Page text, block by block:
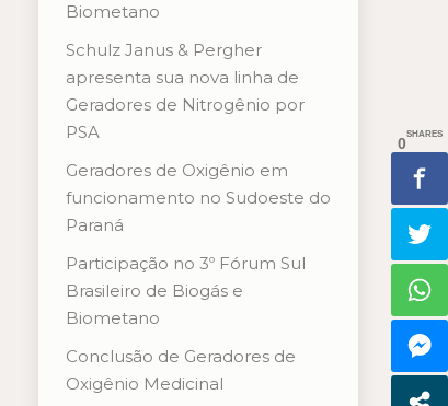
Biometano
Schulz Janus & Pergher
apresenta sua nova linha de
Geradores de Nitrogênio por
PSA
Geradores de Oxigênio em
funcionamento no Sudoeste do
Paraná
Participação no 3º Fórum Sul
Brasileiro de Biogás e
Biometano
Conclusão de Geradores de
Oxigênio Medicinal
0
SHARES